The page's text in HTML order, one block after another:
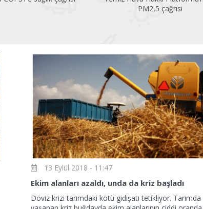
artıyor
13 Eylül 2018 - 11:47
Ekim alanları azaldı, unda da kriz başladı
Döviz krizi tarımdaki kötü gidişatı tetikliyor. Tarımda